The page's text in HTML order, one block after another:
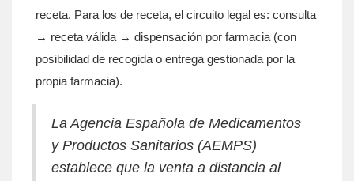
receta. Para los de receta, el circuito legal es: consulta
→ receta válida → dispensación por farmacia (con
posibilidad de recogida o entrega gestionada por la
propia farmacia).
La Agencia Española de Medicamentos
y Productos Sanitarios (AEMPS)
establece que la venta a distancia al